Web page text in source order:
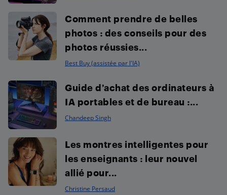
Comment prendre de belles
photos : des conseils pour des
photos réussies...
Best Buy (assistée par l'IA)
Guide d’achat des ordinateurs à
IA portables et de bureau :...
Chandeep Singh
Les montres intelligentes pour
les enseignants : leur nouvel
allié pour...
Christine Persaud